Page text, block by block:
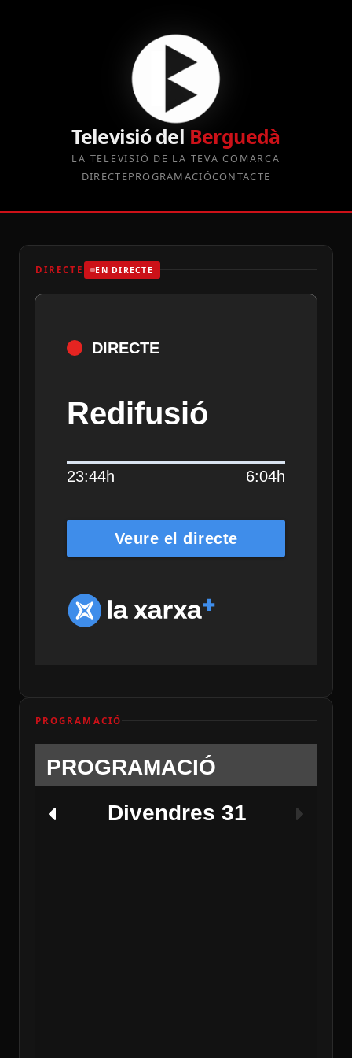
Televisió del Berguedà
LA TELEVISIÓ DE LA TEVA COMARCA
DIRECTEPROGRAMACIÓCONTACTE
DIRECTE EN DIRECTE
DIRECTE
Redifusió
23:44h 6:04h
Veure el directe
PROGRAMACIÓ
PROGRAMACIÓ
Divendres 31